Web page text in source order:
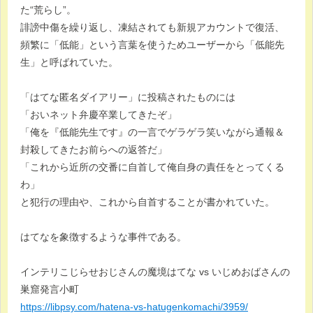
た“荒らし”。
誹謗中傷を繰り返し、凍結されても新規アカウントで復活、
頻繁に「低能」という言葉を使うためユーザーから「低能先
生」と呼ばれていた。
「はてな匿名ダイアリー」に投稿されたものには
「おいネット弁慶卒業してきたぞ」
「俺を『低能先生です』の一言でゲラゲラ笑いながら通報＆
封殺してきたお前らへの返答だ」
「これから近所の交番に自首して俺自身の責任をとってくる
わ」
と犯行の理由や、これから自首することが書かれていた。
はてなを象徴するような事件である。
インテリこじらせおじさんの魔境はてな vs いじめおばさんの
巣窟発言小町
https://libpsy.com/hatena-vs-hatugenkomachi/3959/